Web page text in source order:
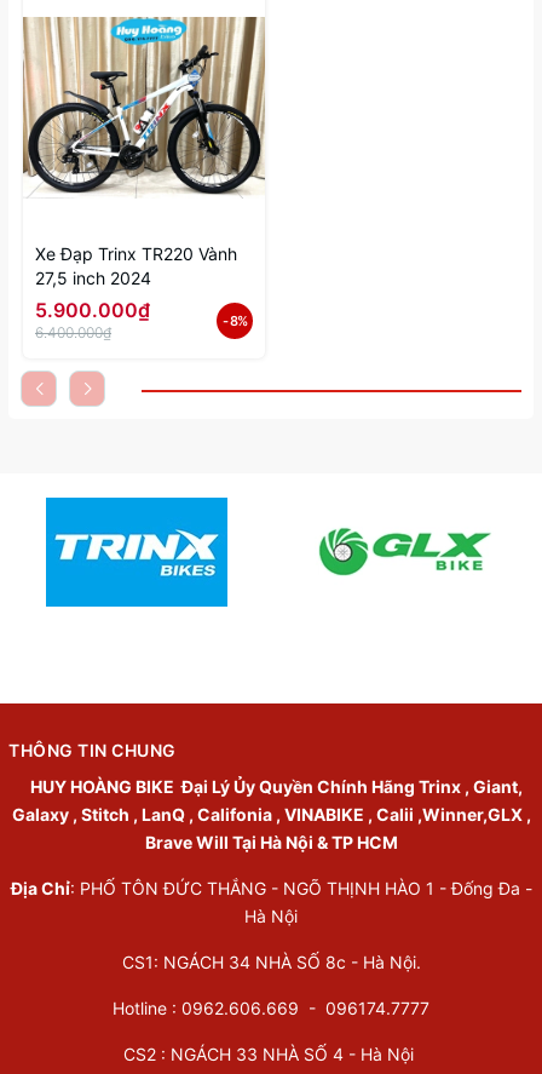
Xe Đạp Trinx TR220 Vành
27,5 inch 2024
5.900.000₫
6.400.000₫
- 8%
THÔNG TIN CHUNG
HUY HOÀNG BIKE Đại Lý Ủy Quyền Chính Hãng Trinx , Giant,
Galaxy , Stitch , LanQ , Califonia , VINABIKE , Calii ,Winner,GLX ,
Brave Will Tại Hà Nội & TP HCM
Địa Chỉ: PHỐ TÔN ĐỨC THẮNG - NGÕ THỊNH HÀO 1 - Đống Đa -
Hà Nội
CS1: NGÁCH 34 NHÀ SỐ 8c - Hà Nội.
Hotline : 0962.606.669 - 096174.7777
CS2 : NGÁCH 33 NHÀ SỐ 4 - Hà Nội